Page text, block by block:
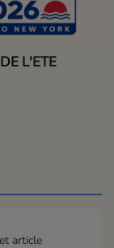
L'ETE
article